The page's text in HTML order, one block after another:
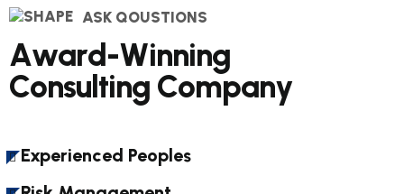
ASK QOUSTIONS
Award-Winning
Consulting Company
Experienced Peoples